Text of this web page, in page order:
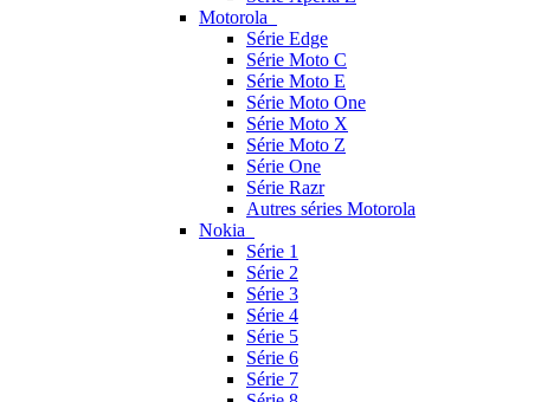
Motorola
Série Edge
Série Moto C
Série Moto E
Série Moto One
Série Moto X
Série Moto Z
Série One
Série Razr
Autres séries Motorola
Nokia
Série 1
Série 2
Série 3
Série 4
Série 5
Série 6
Série 7